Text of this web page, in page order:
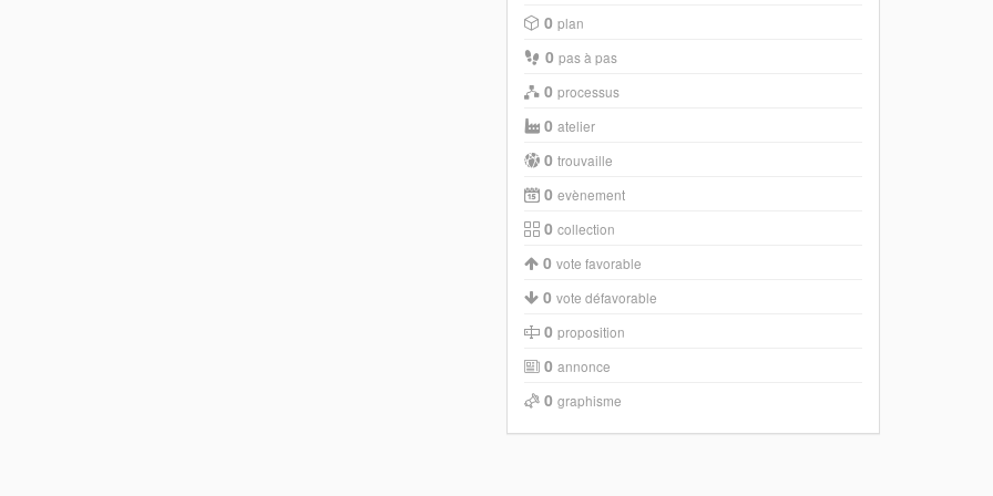
0 plan
0 pas à pas
0 processus
0 atelier
0 trouvaille
0 evènement
0 collection
0 vote favorable
0 vote défavorable
0 proposition
0 annonce
0 graphisme